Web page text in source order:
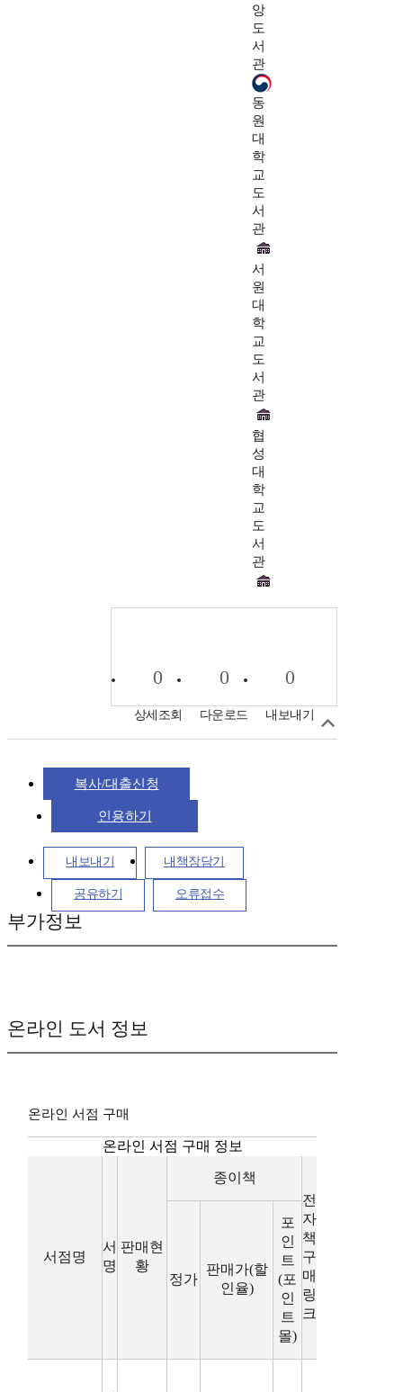
앙
도
서
관
동
원
대
학
교
도
서
관
서
원
대
학
교
도
서
관
협
성
대
학
교
도
서
관
0
상세조회
0
다운로드
0
내보내기
복사/대출신청
인용하기
내보내기 내책장담기
공유하기 오류접수
부가정보
온라인 도서 정보
온라인 서점 구매
온라인 서점 구매 정보
서점명
서
명
판매현
황
종이책
전
자
책
구
매
링
크
정가
판매가(할
인율)
포
인
트
(포
인
트
몰)